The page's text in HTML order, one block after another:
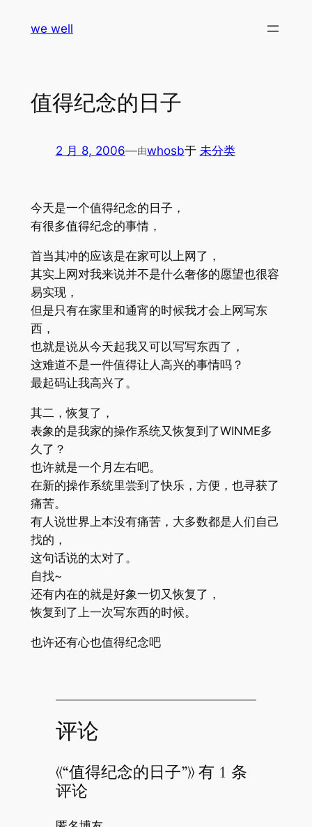
we well
值得纪念的日子
2 月 8, 2006—由whosb于 未分类
今天是一个值得纪念的日子，
有很多值得纪念的事情，
首当其冲的应该是在家可以上网了，
其实上网对我来说并不是什么奢侈的愿望也很容
易实现，
但是只有在家里和通宵的时候我才会上网写东
西，
也就是说从今天起我又可以写写东西了，
这难道不是一件值得让人高兴的事情吗？
最起码让我高兴了。
其二，恢复了，
表象的是我家的操作系统又恢复到了WINME多
久了？
也许就是一个月左右吧。
在新的操作系统里尝到了快乐，方便，也寻获了
痛苦。
有人说世界上本没有痛苦，大多数都是人们自己
找的，
这句话说的太对了。
自找~
还有内在的就是好象一切又恢复了，
恢复到了上一次写东西的时候。
也许还有心也值得纪念吧
评论
《“值得纪念的日子”》 有 1 条
评论